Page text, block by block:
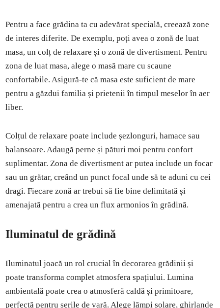
Pentru a face grădina ta cu adevărat specială, creează zone
de interes diferite. De exemplu, poți avea o zonă de luat
masa, un colț de relaxare și o zonă de divertisment. Pentru
zona de luat masa, alege o masă mare cu scaune
confortabile. Asigură-te că masa este suficient de mare
pentru a găzdui familia și prietenii în timpul meselor în aer
liber.
Colțul de relaxare poate include șezlonguri, hamace sau
balansoare. Adaugă perne și pături moi pentru confort
suplimentar. Zona de divertisment ar putea include un focar
sau un grătar, creând un punct focal unde să te aduni cu cei
dragi. Fiecare zonă ar trebui să fie bine delimitată și
amenajată pentru a crea un flux armonios în grădină.
Iluminatul de grădină
Iluminatul joacă un rol crucial în decorarea grădinii și
poate transforma complet atmosfera spațiului. Lumina
ambientală poate crea o atmosferă caldă și primitoare,
perfectă pentru serile de vară. Alege lămpi solare, ghirlande